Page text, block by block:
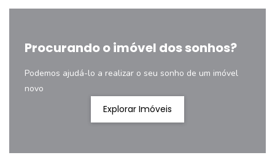
Procurando o imóvel dos sonhos?
Podemos ajudá-lo a realizar o seu sonho de um imóvel
novo
Explorar Imóveis